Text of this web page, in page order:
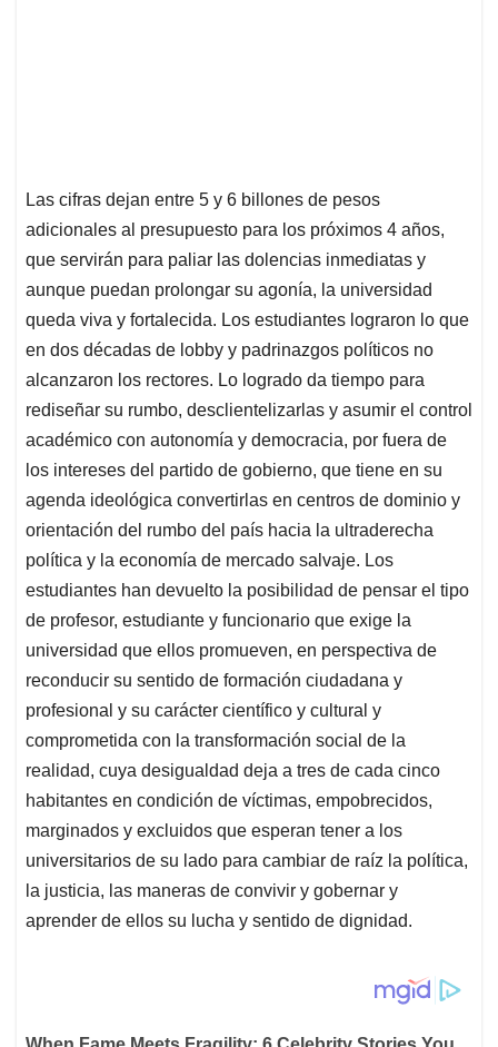
Las cifras dejan entre 5 y 6 billones de pesos
adicionales al presupuesto para los próximos 4 años,
que servirán para paliar las dolencias inmediatas y
aunque puedan prolongar su agonía, la universidad
queda viva y fortalecida. Los estudiantes lograron lo que
en dos décadas de lobby y padrinazgos políticos no
alcanzaron los rectores. Lo logrado da tiempo para
rediseñar su rumbo, desclientelizarlas y asumir el control
académico con autonomía y democracia, por fuera de
los intereses del partido de gobierno, que tiene en su
agenda ideológica convertirlas en centros de dominio y
orientación del rumbo del país hacia la ultraderecha
política y la economía de mercado salvaje. Los
estudiantes han devuelto la posibilidad de pensar el tipo
de profesor, estudiante y funcionario que exige la
universidad que ellos promueven, en perspectiva de
reconducir su sentido de formación ciudadana y
profesional y su carácter científico y cultural y
comprometida con la transformación social de la
realidad, cuya desigualdad deja a tres de cada cinco
habitantes en condición de víctimas, empobrecidos,
marginados y excluidos que esperan tener a los
universitarios de su lado para cambiar de raíz la política,
la justicia, las maneras de convivir y gobernar y
aprender de ellos su lucha y sentido de dignidad.